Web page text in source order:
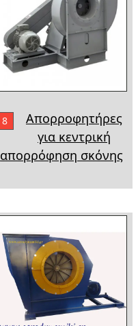
8
Απορροφητήρες
για κεντρική
απορρόφηση σκόνης